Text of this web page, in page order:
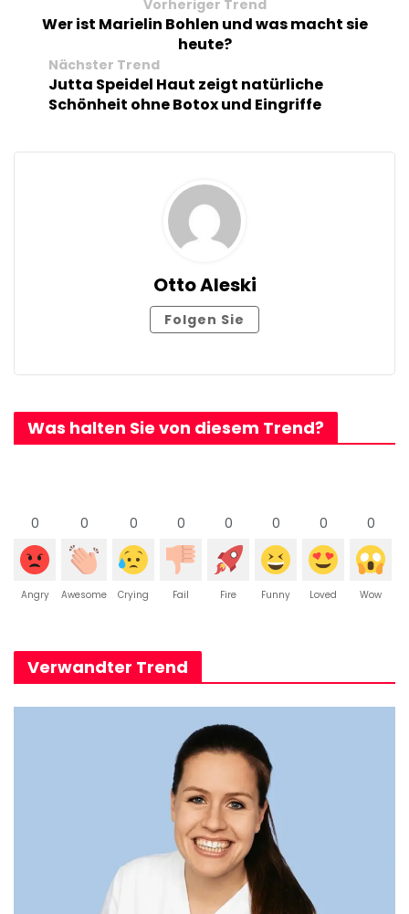
Vorheriger Trend
Wer ist Marielin Bohlen und was macht sie
heute?
Nächster Trend
Jutta Speidel Haut zeigt natürliche
Schönheit ohne Botox und Eingriffe
Otto Aleski
Folgen Sie
Was halten Sie von diesem Trend?
0
Angry
0
Awesome
0
Crying
0
Fail
0
Fire
0
Funny
0
Loved
0
Wow
Verwandter Trend